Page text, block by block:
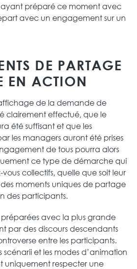
préparé ce moment avec
avec un engagement sur un
DE PARTAGE
EN ACTION
de la demande de
clairement effectué, que le
été suffisant et que les
les managers auront été prises
de tous pourra alors
ce type de démarche qui
collectifs, quelle que soit leur
moments uniques de partage
des participants.
avec la plus grande
par des discours descendants
entre les participants.
scénarii et les modes d’animation
uniquement respecter une